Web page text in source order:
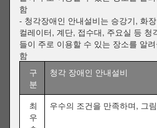
함
- 청각장애인 안내설비는 승강기, 화
컬레이터, 계단, 접수대, 주요실 등 청
들이 주로 이용할 수 있는 장소를 알
함
구
분
청각 장애인 안내설비
최
우
우수의 조건을 만족하며, 그